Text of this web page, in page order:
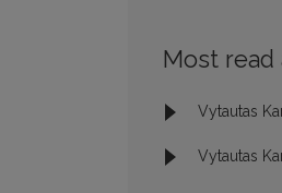
Most
Vytautas
Vytautas